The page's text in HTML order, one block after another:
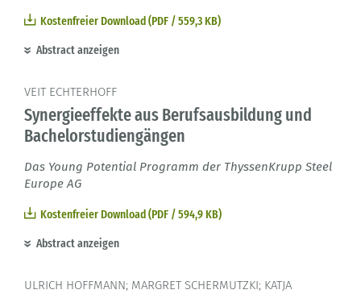
Kostenfreier Download (PDF / 559,3 KB)
Abstract anzeigen
VEIT ECHTERHOFF
Synergieeffekte aus Berufsausbildung und
Bachelorstudiengängen
Das Young Potential Programm der ThyssenKrupp Steel
Europe AG
Kostenfreier Download (PDF / 594,9 KB)
Abstract anzeigen
ULRICH HOFFMANN; MARGRET SCHERMUTZKI; KATJA